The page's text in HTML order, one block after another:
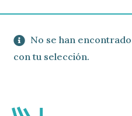
No se han
con tu selección.